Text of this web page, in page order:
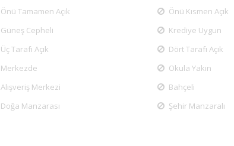
Önü Tamamen Açık
Önü Kısmen Açık
Güneş Cepheli
Krediye Uygun
Üç Tarafı Açık
Dört Tarafı Açık
Merkezde
Okula Yakın
Alışveriş Merkezi
Bahçeli
Doğa Manzarası
Şehir Manzaralı